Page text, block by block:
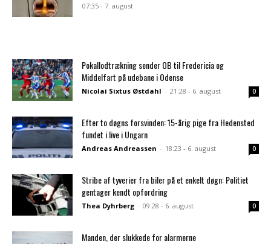
07:35 - 7. august
Pokallodtrækning sender OB til Fredericia og
Middelfart på udebane i Odense
Nicolai Sixtus Østdahl - 21:28 - 6. august 0
Efter to døgns forsvinden: 15-årig pige fra Hedensted
fundet i live i Ungarn
Andreas Andreassen - 18:23 - 6. august 0
Stribe af tyverier fra biler på et enkelt døgn: Politiet
gentager kendt opfordring
Thea Dyhrberg - 09:28 - 6. august 0
Manden, der slukkede for alarmerne